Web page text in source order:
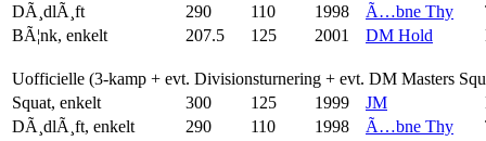
DÃ¸dlÃ¸ft
290 110 1998 Ã…bne Thy
BÃ¦nk, enkelt
207.5 125 2001 DM Hold
Uofficielle (3-kamp + evt. Divisionsturnering + evt. DM Masters
Squat, enkelt
300 125 1999 JM
DÃ¸dlÃ¸ft, enkelt
290 110 1998 Ã…bne Thy